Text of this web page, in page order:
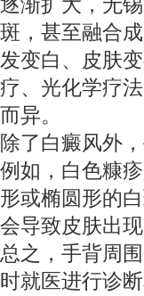
斑，甚至融合
发变白、皮肤
疗、光化学疗
而异。
除了白癜风外
例如，白色糠
形或椭圆形的
会导致皮肤出
总之，手背周
时就医进行诊